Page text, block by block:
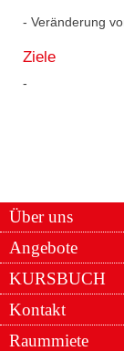
- Veränderung
Ziele
-
Über uns
Angebote
KURSBUCH
Kontakt
Raummiete